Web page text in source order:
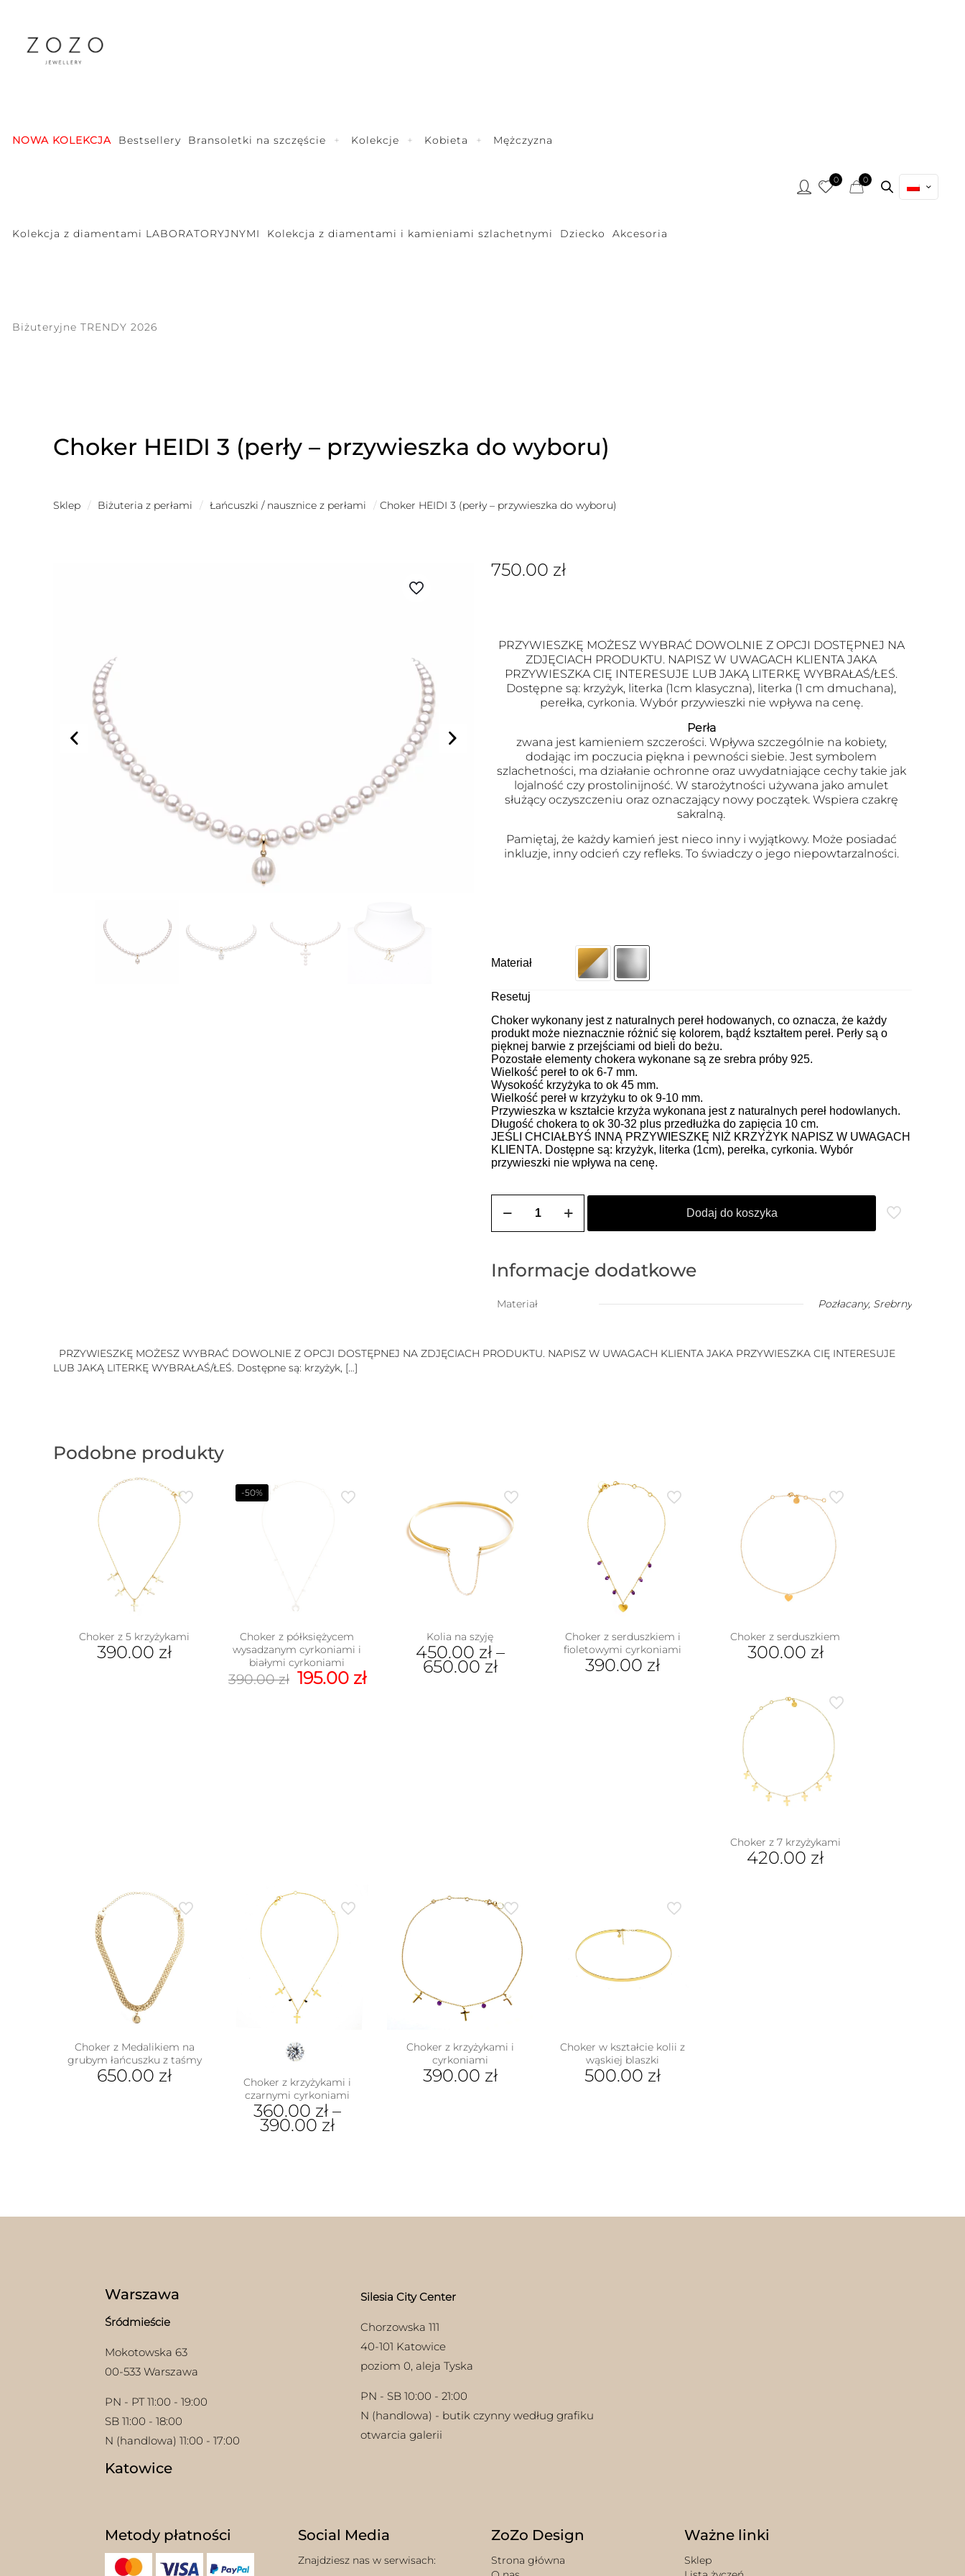
NOWA KOLEKCJA Bestsellery Bransoletki na szczęście Kolekcje Kobieta Mężczyzna
Kolekcja z diamentami LABORATORYJNYMI Kolekcja z diamentami i kamieniami szlachetnymi Dziecko Akcesoria
Biżuteryjne TRENDY 2026
0 0
Choker HEIDI 3 (perły – przywieszka do wyboru)
Sklep / Biżuteria z perłami / Łańcuszki / nausznice z perłami / Choker HEIDI 3 (perły – przywieszka do wyboru)
750.00 zł
PRZYWIESZKĘ MOŻESZ WYBRAĆ DOWOLNIE Z OPCJI DOSTĘPNEJ NA
ZDJĘCIACH PRODUKTU. NAPISZ W UWAGACH KLIENTA JAKA
PRZYWIESZKA CIĘ INTERESUJE LUB JAKĄ LITERKĘ WYBRAŁAŚ/ŁEŚ.
Dostępne są: krzyżyk, literka (1cm klasyczna), literka (1 cm dmuchana),
perełka, cyrkonia. Wybór przywieszki nie wpływa na cenę.
Perła
zwana jest kamieniem szczerości. Wpływa szczególnie na kobiety,
dodając im poczucia piękna i pewności siebie. Jest symbolem
szlachetności, ma działanie ochronne oraz uwydatniające cechy takie jak
lojalność czy prostolinijność. W starożytności używana jako amulet
służący oczyszczeniu oraz oznaczający nowy początek. Wspiera czakrę
sakralną.
Pamiętaj, że każdy kamień jest nieco inny i wyjątkowy. Może posiadać
inkluzje, inny odcień czy refleks. To świadczy o jego niepowtarzalności.
Materiał
Resetuj
Choker wykonany jest z naturalnych pereł hodowanych, co oznacza, że każdy
produkt może nieznacznie różnić się kolorem, bądź kształtem pereł. Perły są o
pięknej barwie z przejściami od bieli do beżu.
Pozostałe elementy chokera wykonane są ze srebra próby 925.
Wielkość pereł to ok 6-7 mm.
Wysokość krzyżyka to ok 45 mm.
Wielkość pereł w krzyżyku to ok 9-10 mm.
Przywieszka w kształcie krzyża wykonana jest z naturalnych pereł hodowlanych.
Długość chokera to ok 30-32 plus przedłużka do zapięcia 10 cm.
JEŚLI CHCIAŁBYŚ INNĄ PRZYWIESZKĘ NIŻ KRZYŻYK NAPISZ W UWAGACH
KLIENTA. Dostępne są: krzyżyk, literka (1cm), perełka, cyrkonia. Wybór
przywieszki nie wpływa na cenę.
Choker
-
przywieszka
wyboru)
Dodaj do koszyka
Informacje dodatkowe
Materiał Pozłacany, Srebrny
PRZYWIESZKĘ MOŻESZ WYBRAĆ DOWOLNIE Z OPCJI DOSTĘPNEJ NA ZDJĘCIACH PRODUKTU. NAPISZ W UWAGACH KLIENTA JAKA PRZYWIESZKA CIĘ INTERESUJE
LUB JAKĄ LITERKĘ WYBRAŁAŚ/ŁEŚ. Dostępne są: krzyżyk, […]
Podobne produkty
Choker z 5 krzyżykami
390.00 zł
-50%
Choker z półksiężycem
wysadzanym cyrkoniami i
białymi cyrkoniami
390.00zł Pierwotna
cena
195.00 złAktualna
Kolia na szyję
450.00 zł–
650.00 zł
Choker z serduszkiem i
fioletowymi cyrkoniami
390.00 zł
Choker z serduszkiem
300.00 zł
Choker z 7 krzyżykami
420.00 zł
Choker z Medalikiem na
grubym łańcuszku z taśmy
650.00 zł
Choker z krzyżykami i
czarnymi cyrkoniami
360.00 zł–
390.00 zł
Opcje
Choker z krzyżykami i
cyrkoniami
390.00 zł
Choker w kształcie kolii z
wąskiej blaszki
500.00 zł
Warszawa
Śródmieście
Mokotowska 63
00-533 Warszawa
PN - PT 11:00 - 19:00
SB 11:00 - 18:00
N (handlowa) 11:00 - 17:00
Katowice
Silesia City Center
Chorzowska 111
40-101 Katowice
poziom 0, aleja Tyska
PN - SB 10:00 - 21:00
N (handlowa) - butik czynny według grafiku
otwarcia galerii
Metody płatności Social Media
Znajdziesz nas w serwisach:
ZoZo Design
Strona główna
Ważne linki
Sklep